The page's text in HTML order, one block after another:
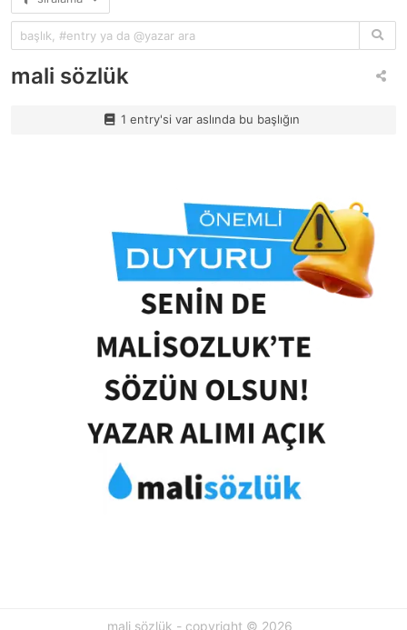
mali sözlük
1 entry'si var aslında bu başlığın
mali sözlük - copyright © 2026